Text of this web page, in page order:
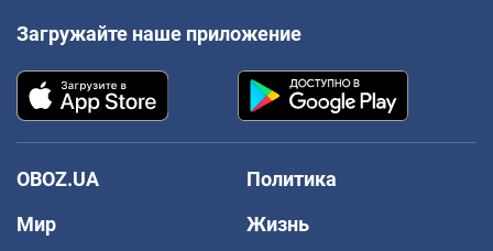
Загружайте наше приложение
OBOZ.UA
Политика
Мир
Жизнь